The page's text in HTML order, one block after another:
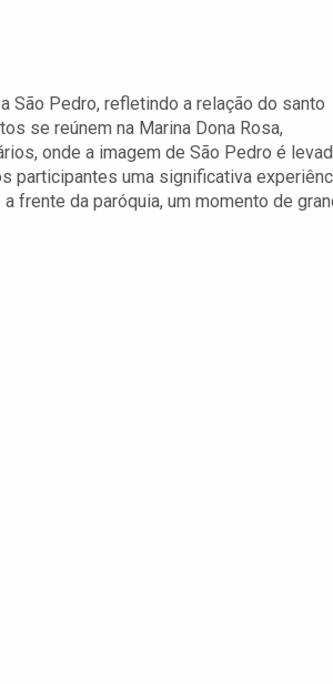
Pedro, refletindo a relação do santo
se reúnem na Marina Dona Rosa,
onde a imagem de São Pedro é
participantes uma significativa
frente da paróquia, um momento de